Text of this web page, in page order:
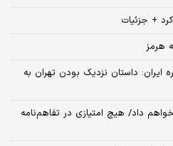
+ جزئیات
هرمز
ایران: داستان نزدیک بودن تهران به
داد/ هیچ امتیازی در تفاهم‌نامه